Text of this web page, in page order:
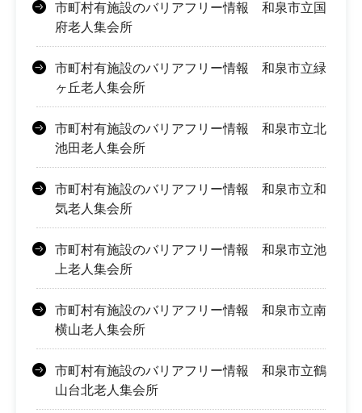
市町村有施設のバリアフリー情報 和泉市立国
府老人集会所
市町村有施設のバリアフリー情報 和泉市立緑
ヶ丘老人集会所
市町村有施設のバリアフリー情報 和泉市立北
池田老人集会所
市町村有施設のバリアフリー情報 和泉市立和
気老人集会所
市町村有施設のバリアフリー情報 和泉市立池
上老人集会所
市町村有施設のバリアフリー情報 和泉市立南
横山老人集会所
市町村有施設のバリアフリー情報 和泉市立鶴
山台北老人集会所